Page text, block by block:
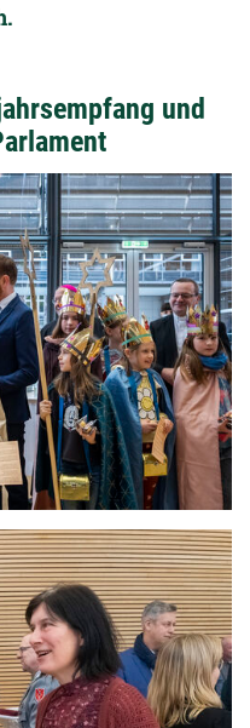
und